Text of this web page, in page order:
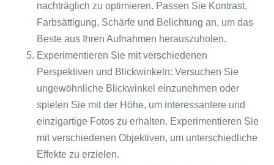
nachträglich zu optimieren. Passen Sie Kontrast,
Farbsättigung, Schärfe und Belichtung an, um das
Beste aus Ihren Aufnahmen herauszuholen.
Experimentieren Sie mit verschiedenen
Perspektiven und Blickwinkeln: Versuchen Sie
ungewöhnliche Blickwinkel einzunehmen oder
spielen Sie mit der Höhe, um interessantere und
einzigartige Fotos zu erhalten. Experimentieren Sie
mit verschiedenen Objektiven, um unterschiedliche
Effekte zu erzielen.